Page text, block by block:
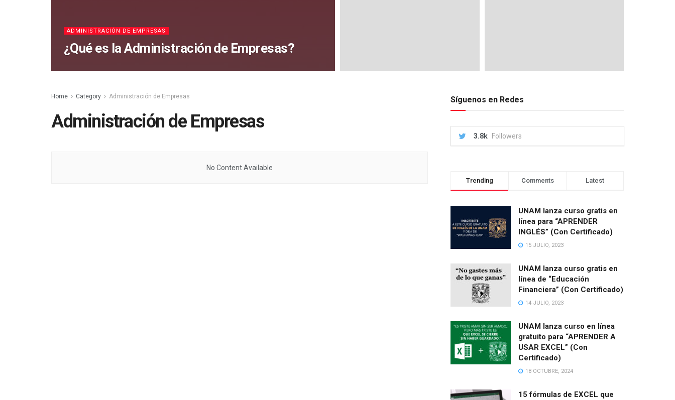
ADMINISTRACIÓN DE EMPRESAS
¿Qué es la Administración de Empresas?
Home Category Administración de Empresas
Administración de Empresas
No Content Available
Síguenos en Redes
3.8k Followers
Trending Comments Latest
UNAM lanza curso gratis en
línea para “APRENDER
INGLÉS” (Con Certificado)
15 JULIO, 2023
UNAM lanza curso gratis en
línea de “Educación
Financiera” (Con Certificado)
14 JULIO, 2023
UNAM lanza curso en línea
gratuito para “APRENDER A
USAR EXCEL” (Con
Certificado)
18 OCTUBRE, 2024
15 fórmulas de EXCEL que